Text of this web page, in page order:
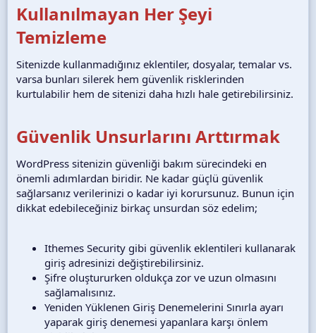
Kullanılmayan Her Şeyi
Temizleme
Sitenizde kullanmadığınız eklentiler, dosyalar, temalar vs.
varsa bunları silerek hem güvenlik risklerinden
kurtulabilir hem de sitenizi daha hızlı hale getirebilirsiniz.
Güvenlik Unsurlarını Arttırmak
WordPress sitenizin güvenliği bakım sürecindeki en
önemli adımlardan biridir. Ne kadar güçlü güvenlik
sağlarsanız verilerinizi o kadar iyi korursunuz. Bunun için
dikkat edebileceğiniz birkaç unsurdan söz edelim;
Ithemes Security gibi güvenlik eklentileri kullanarak
giriş adresinizi değiştirebilirsiniz.
Şifre oluştururken oldukça zor ve uzun olmasını
sağlamalısınız.
Yeniden Yüklenen Giriş Denemelerini Sınırla ayarı
yaparak giriş denemesi yapanlara karşı önlem